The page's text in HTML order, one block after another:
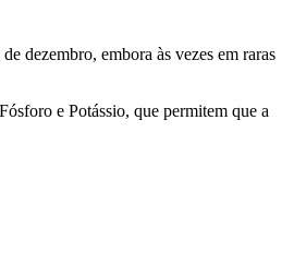
dezembro, embora às vezes em raras
e Potássio, que permitem que a